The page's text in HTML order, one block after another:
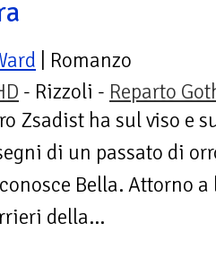
| Romanzo
- Rizzoli - Reparto
Zsadist ha sul viso e
di un passato di
Bella. Attorno a
della...